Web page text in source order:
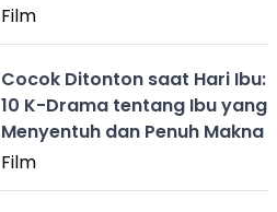
Film
Cocok Ditonton saat Hari Ibu:
10 K-Drama tentang Ibu yang
Menyentuh dan Penuh Makna
Film